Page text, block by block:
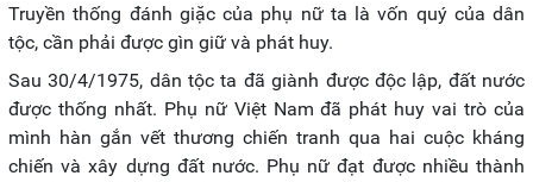
Truyền thống đánh giặc của phụ nữ ta là vốn quý của dân
tộc, cần phải được gìn giữ và phát huy.
Sau 30/4/1975, dân tộc ta đã giành được độc lập, đất nước
được thống nhất. Phụ nữ Việt Nam đã phát huy vai trò của
mình hàn gắn vết thương chiến tranh qua hai cuộc kháng
chiến và xây dựng đất nước. Phụ nữ đạt được nhiều thành